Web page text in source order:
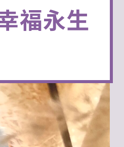
福永生